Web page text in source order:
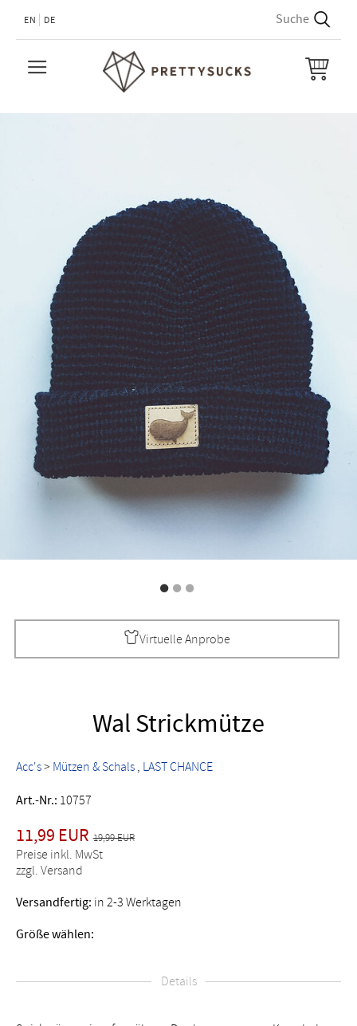
EN DE
Virtuelle Anprobe
Wal Strickmütze
Acc's> Mützen & Schals LAST CHANCE
Art.-Nr.: 10757
11,99 EUR 19,99 EUR
Preise inkl. MwSt
zzgl. Versand
Versandfertig: in 2-3 Werktagen
Größe wählen:
Details